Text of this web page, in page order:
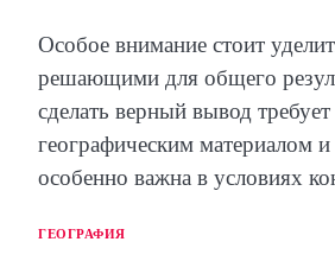
Особое внимание стоит
решающими для общего
сделать верный вывод
географическим материалом
особенно важна в условиях
ГЕОГРАФИЯ